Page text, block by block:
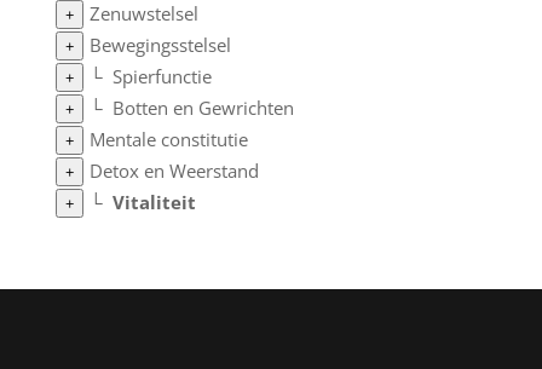
+ Zenuwstelsel
+ Bewegingsstelsel
+ └ Spierfunctie
+ └ Botten en Gewrichten
+ Mentale constitutie
+ Detox en Weerstand
+ └ Vitaliteit